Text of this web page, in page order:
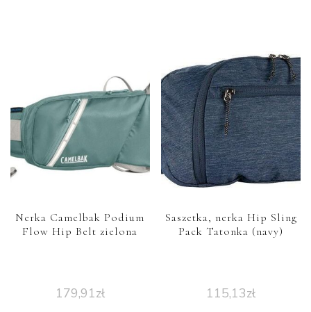
Nerka Camelbak Podium
Flow Hip Belt zielona
179,91zł
Saszetka, nerka Hip Sling
Pack Tatonka (navy)
115,13zł